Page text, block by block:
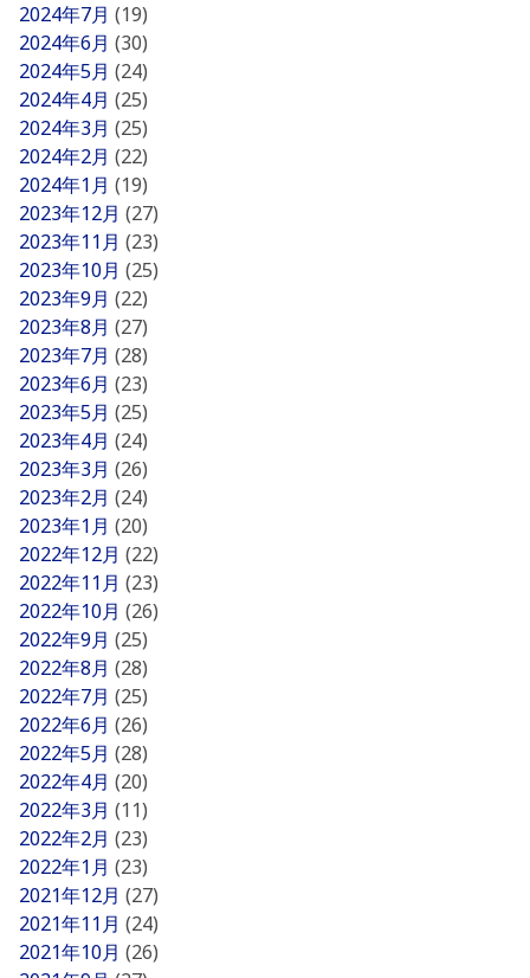
2024年7月 (19)
2024年6月 (30)
2024年5月 (24)
2024年4月 (25)
2024年3月 (25)
2024年2月 (22)
2024年1月 (19)
2023年12月 (27)
2023年11月 (23)
2023年10月 (25)
2023年9月 (22)
2023年8月 (27)
2023年7月 (28)
2023年6月 (23)
2023年5月 (25)
2023年4月 (24)
2023年3月 (26)
2023年2月 (24)
2023年1月 (20)
2022年12月 (22)
2022年11月 (23)
2022年10月 (26)
2022年9月 (25)
2022年8月 (28)
2022年7月 (25)
2022年6月 (26)
2022年5月 (28)
2022年4月 (20)
2022年3月 (11)
2022年2月 (23)
2022年1月 (23)
2021年12月 (27)
2021年11月 (24)
2021年10月 (26)